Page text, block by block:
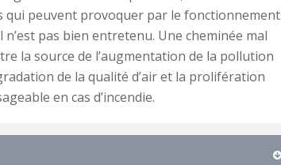
qui peuvent provoquer par le fonctionnement
n’est pas bien entretenu. Une cheminée mal
la source de l’augmentation de la pollution
de la qualité d’air et la prolifération
en cas d’incendie.